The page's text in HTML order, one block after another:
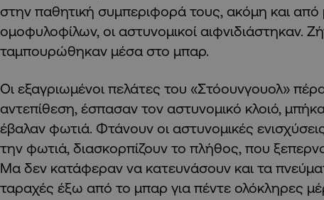
στην παθητική συμπεριφορά τους, ακόμη και
ομοφυλοφίλων, οι αστυνομικοί αιφνιδιάστηκαν.
ταμπουρώθηκαν μέσα στο μπαρ.
Οι εξαγριωμένοι πελάτες του «Στόουνγουολ»
αντεπίθεση, έσπασαν τον αστυνομικό κλοιό,
έβαλαν φωτιά. Φτάνουν οι αστυνομικές
την φωτιά, διασκορπίζουν το πλήθος, που
Μα δεν κατάφεραν να κατευνάσουν και τα
ταραχές έξω από το μπαρ για πέντε ολόκληρες